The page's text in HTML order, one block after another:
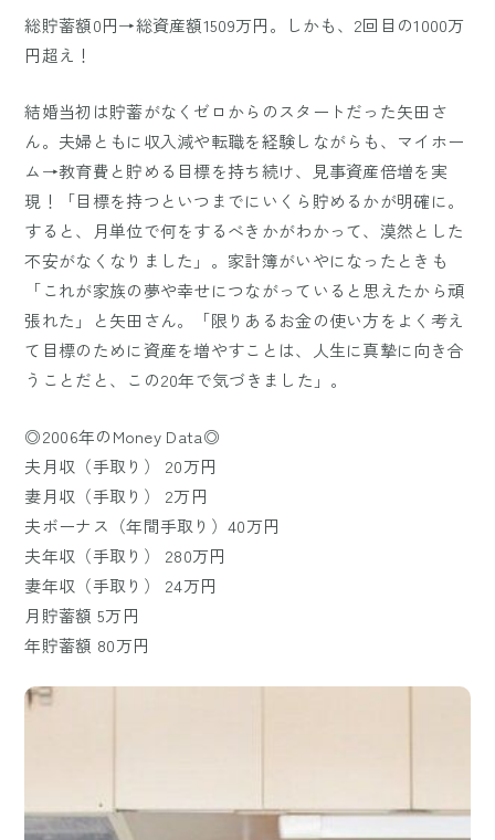
総貯蓄額0円→総資産額1509万円。しかも、2回目の1000万
円超え！
結婚当初は貯蓄がなくゼロからのスタートだった矢田さ
ん。夫婦ともに収入減や転職を経験しながらも、マイホー
ム→教育費と貯める目標を持ち続け、見事資産倍増を実
現！「目標を持つといつまでにいくら貯めるかが明確に。
すると、月単位で何をするべきかがわかって、漠然とした
不安がなくなりました」。家計簿がいやになったときも
「これが家族の夢や幸せにつながっていると思えたから頑
張れた」と矢田さん。「限りあるお金の使い方をよく考え
て目標のために資産を増やすことは、人生に真摯に向き合
うことだと、この20年で気づきました」。
◎2006年のMoney Data◎
夫月収（手取り） 20万円
妻月収（手取り） 2万円
夫ボーナス（年間手取り）40万円
夫年収（手取り） 280万円
妻年収（手取り） 24万円
月貯蓄額 5万円
年貯蓄額 80万円